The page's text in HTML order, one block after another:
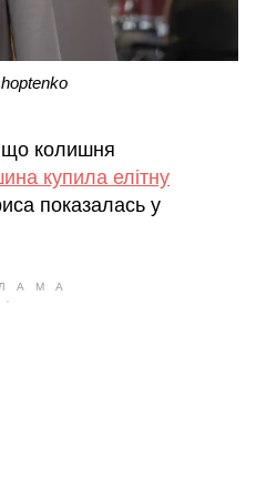
що колишня
купила елітну
показалась у